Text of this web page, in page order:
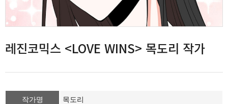
레진코믹스 <LOVE WINS> 목도리 작가
작가명 목도리